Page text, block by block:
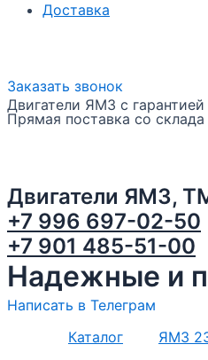
Доставка
Заказать звонок
Двигатели ЯМЗ с гарантией
Прямая поставка со
Двигатели ЯМЗ,
+7 996 697-02-50
+7 901 485-51-00
Надежные и
Написать в Телеграм
Каталог
ЯМЗ